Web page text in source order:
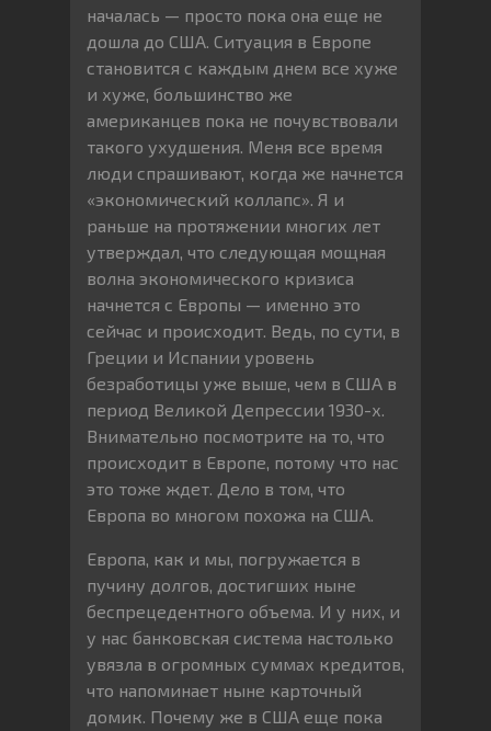
началась — просто пока она еще не
дошла до США. Ситуация в Европе
становится с каждым днем все хуже
и хуже, большинство же
американцев пока не почувствовали
такого ухудшения. Меня все время
люди спрашивают, когда же начнется
«экономический коллапс». Я и
раньше на протяжении многих лет
утверждал, что следующая мощная
волна экономического кризиса
начнется с Европы — именно это
сейчас и происходит. Ведь, по сути, в
Греции и Испании уровень
безработицы уже выше, чем в США в
период Великой Депрессии 1930-х.
Внимательно посмотрите на то, что
происходит в Европе, потому что нас
это тоже ждет. Дело в том, что
Европа во многом похожа на США.
Европа, как и мы, погружается в
пучину долгов, достигших ныне
беспрецедентного объема. И у них, и
у нас банковская система настолько
увязла в огромных суммах кредитов,
что напоминает ныне карточный
домик. Почему же в США еще пока